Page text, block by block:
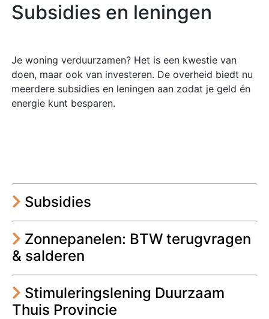
Subsidies en leningen
Je woning verduurzamen? Het is een kwestie van
doen, maar ook van investeren. De overheid biedt nu
meerdere subsidies en leningen aan zodat je geld én
energie kunt besparen.
Subsidies
Zonnepanelen: BTW terugvragen
& salderen
Stimuleringslening Duurzaam
Thuis Provincie